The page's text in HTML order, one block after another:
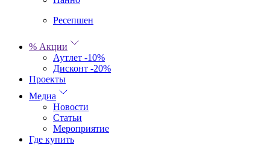
Ресепшен
% Акции
Аутлет -10%
Дисконт -20%
Проекты
Медиа
Новости
Статьи
Мероприятие
Где купить